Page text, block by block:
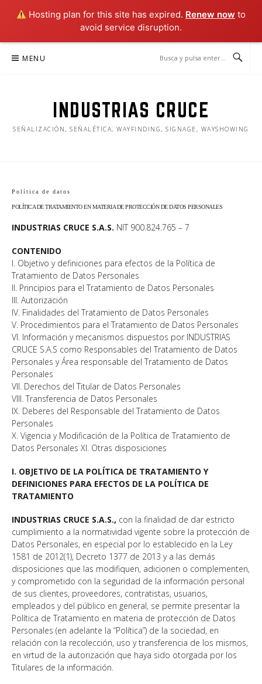
Hosting plan for this site has expired. Renew now to
avoid service disruption.
MENU
INDUSTRIAS CRUCE
SEÑALIZACIÓN, SEÑALÉTICA, WAYFINDING, SIGNAGE, WAYSHOWING
Política de datos
POLÍTICA DE TRATAMIENTO EN MATERIA DE PROTECCIÓN DE DATOS PERSONALES
INDUSTRIAS CRUCE S.A.S. NIT 900.824.765 – 7
CONTENIDO
I. Objetivo y definiciones para efectos de la Política de
Tratamiento de Datos Personales
II. Principios para el Tratamiento de Datos Personales
III. Autorización
IV. Finalidades del Tratamiento de Datos Personales
V. Procedimientos para el Tratamiento de Datos Personales
VI. Información y mecanismos dispuestos por INDUSTRIAS
CRUCE S.A.S como Responsables del Tratamiento de Datos
Personales y Área responsable del Tratamiento de Datos
Personales
VII. Derechos del Titular de Datos Personales
VIII. Transferencia de Datos Personales
IX. Deberes del Responsable del Tratamiento de Datos
Personales
X. Vigencia y Modificación de la Política de Tratamiento de
Datos Personales XI. Otras disposiciones
I. OBJETIVO DE LA POLÍTICA DE TRATAMIENTO Y
DEFINICIONES PARA EFECTOS DE LA POLÍTICA DE
TRATAMIENTO
INDUSTRIAS CRUCE S.A.S., con la finalidad de dar estricto
cumplimiento a la normatividad vigente sobre la protección de
Datos Personales, en especial por lo establecido en la Ley
1581 de 2012(1), Decreto 1377 de 2013 y a las demás
disposiciones que las modifiquen, adicionen o complementen,
y comprometido con la seguridad de la información personal
de sus clientes, proveedores, contratistas, usuarios,
empleados y del público en general, se permite presentar la
Política de Tratamiento en materia de protección de Datos
Personales (en adelante la “Política”) de la sociedad, en
relación con la recolección, uso y transferencia de los mismos,
en virtud de la autorización que haya sido otorgada por los
Titulares de la información.